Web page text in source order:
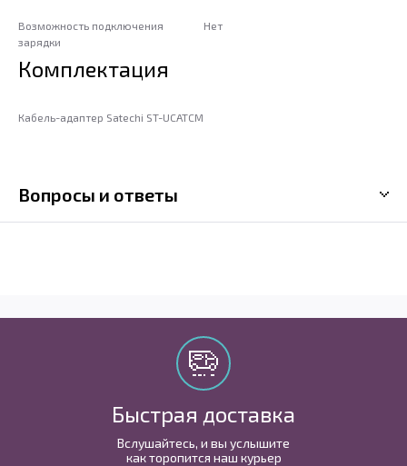
Возможность подключения
зарядки
Нет
Комплектация
Кабель-адаптер Satechi ST-UCATCM
Вопросы и ответы
Быстрая доставка
Вслушайтесь, и вы услышите
как торопится наш курьер